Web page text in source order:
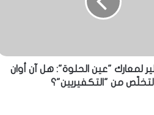
لمعارك "عين الحلوة": هل آن أوان
التخلّص من "التكفيريين"؟